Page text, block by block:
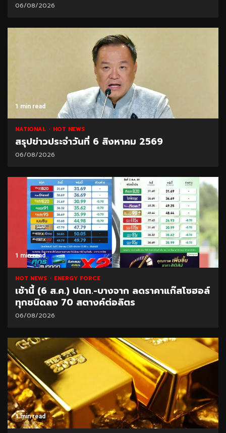
06/08/2026
1 min read
NATIONAL HOT NEWS
สรุปข่าวประจำวันที่ 6 สิงหาคม 2569
06/08/2026
1 min read
HOT NEWS ENERGY FORCE
เช้านี้ (6 ส.ค.) ปตท.-บางจาก ลดราคาแก๊สโซฮอล์
ทุกชนิดลง 70 สตางค์ต่อลิตร
06/08/2026
1 min read